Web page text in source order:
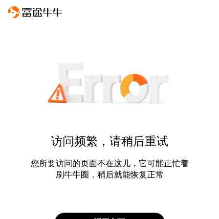
访问频繁，请稍后重试
您所要访问的页面不在这儿，它可能正忙着
刷牛牛圈，稍后就能恢复正常